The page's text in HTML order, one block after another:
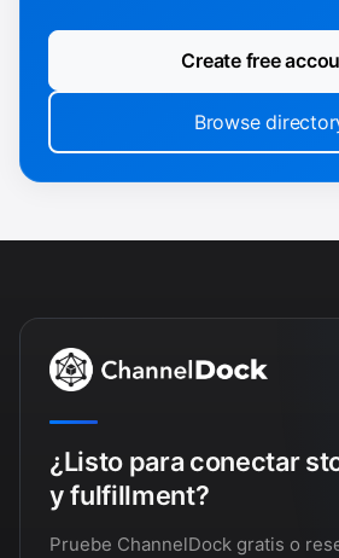
Create free
Browse
¿Listo para conectar
y fulfillment?
Pruebe ChannelDock gratis o